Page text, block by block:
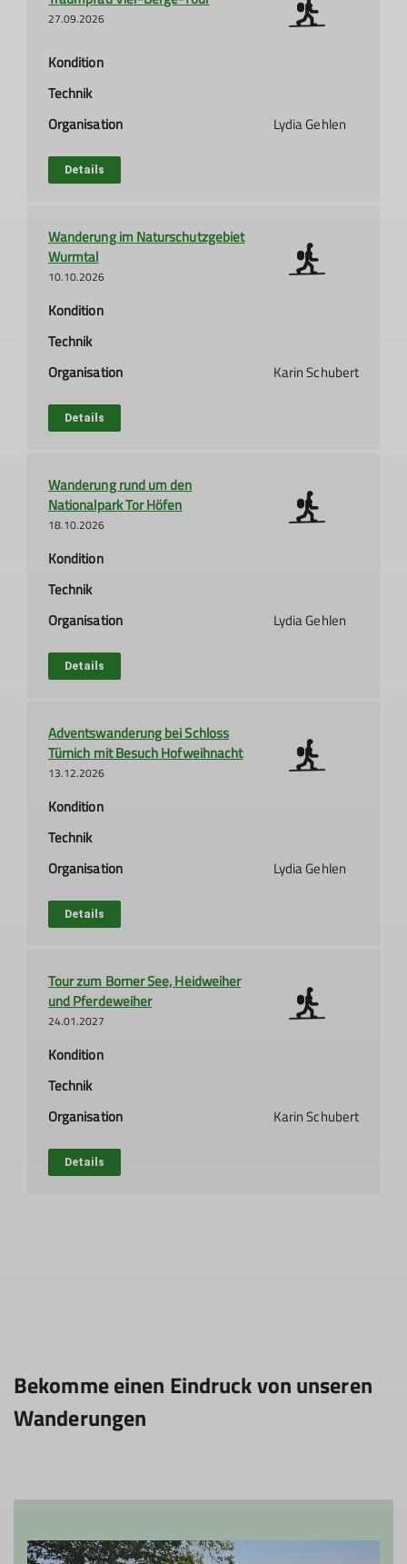
27.09.2026
Kondition
Technik
Organisation
Lydia Gehlen
Details
Wanderung im Naturschutzgebiet
Wurmtal
10.10.2026
Kondition
Technik
Organisation
Karin Schubert
Details
Wanderung rund um den
Nationalpark Tor Höfen
18.10.2026
Kondition
Technik
Organisation
Lydia Gehlen
Details
Adventswanderung bei Schloss
Türnich mit Besuch Hofweihnacht
13.12.2026
Kondition
Technik
Organisation
Lydia Gehlen
Details
Tour zum Borner See, Heidweiher
und Pferdeweiher
24.01.2027
Kondition
Technik
Organisation
Karin Schubert
Details
Bekomme einen Eindruck von unseren
Wanderungen